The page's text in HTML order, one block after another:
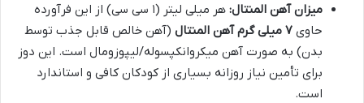
میزان آهن المنتال:
هر میلی لیتر (۱ سی سی) از این فرآورده
حاوی ۷ میلی گرم آهن المنتال
(آهن خالص قابل جذب توسط
بدن) به صورت آهن میکروانکپسوله/لیپوزومال است. این دوز
برای تأمین نیاز روزانه بسیاری از کودکان کافی و استاندارد
است.